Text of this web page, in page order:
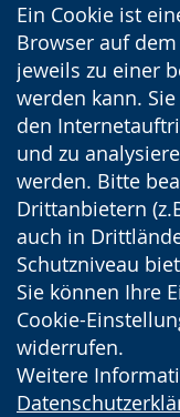
Ein Cookie ist
Browser auf
jeweils zu einer
werden kann.
den
und zu
werden. Bitte
Drittanbietern
auch in
Schutzniveau
Sie können Ihre
Cookie-
widerrufen.
Weitere